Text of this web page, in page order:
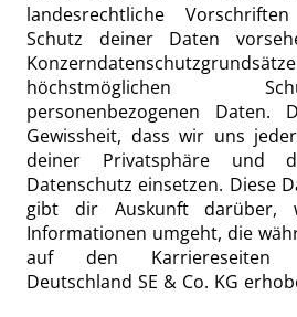
landesrechtliche
Schutz deiner Daten
höchstmöglichen
personenbezogenen
Gewissheit, dass wir uns
deiner Privatsphäre und
Datenschutz einsetzen. Diese
gibt dir Auskunft darüber,
Informationen umgeht, die
auf den Karriereseiten
Deutschland SE & Co. KG